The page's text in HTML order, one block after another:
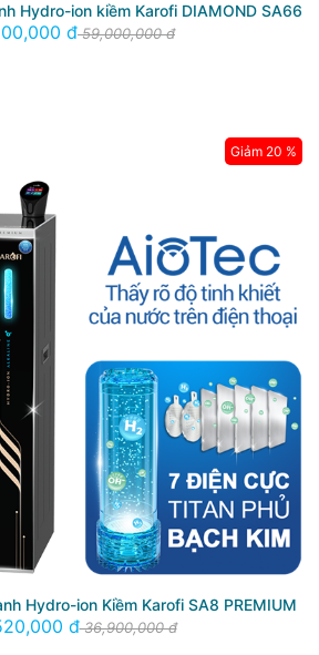
Hydro-ion kiềm Karofi DIAMOND SA66
đ59,000,000 đ
Hydro-ion Kiềm Karofi SA8 PREMIUM
đ36,900,000 đ
Giảm 20 %